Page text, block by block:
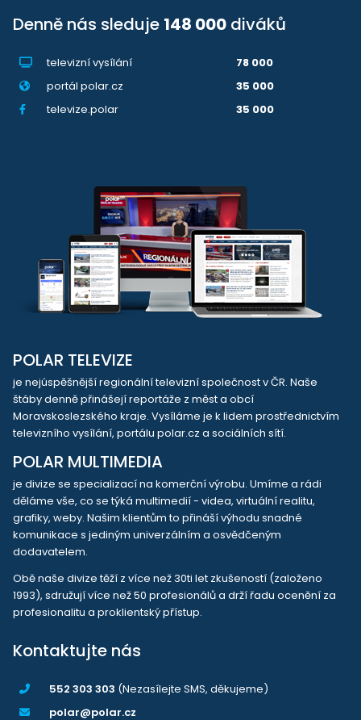
Denně nás sleduje 148 000 diváků
televizní vysílání
78 000
portál polar.cz
35 000
televize.polar
35 000
POLAR TELEVIZE
je nejúspěšnější regionální televizní společnost v ČR. Naše
štáby denně přinášejí reportáže z měst a obcí
Moravskoslezského kraje. Vysíláme je k lidem prostřednictvím
televizního vysílání, portálu polar.cz a sociálních sítí.
POLAR MULTIMEDIA
je divize se specializací na komerční výrobu. Umíme a rádi
děláme vše, co se týká multimedií - videa, virtuální realitu,
grafiky, weby. Našim klientům to přináší výhodu snadné
komunikace s jediným univerzálním a osvědčeným
dodavatelem.
Obě naše divize těží z více než 30ti let zkušeností (založeno
1993), sdružují více než 50 profesionálů a drží řadu ocenění za
profesionalitu a proklientský přístup.
Kontaktujte nás
552 303 303 (Nezasílejte SMS, děkujeme)
polar@polar.cz